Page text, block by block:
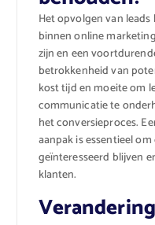
Het opvolgen van
binnen online
zijn en een
betrokkenheid van
kost tijd en moeite om
communicatie te
het conversieproces.
aanpak is essentieel
geïnteresseerd blijven
klanten.